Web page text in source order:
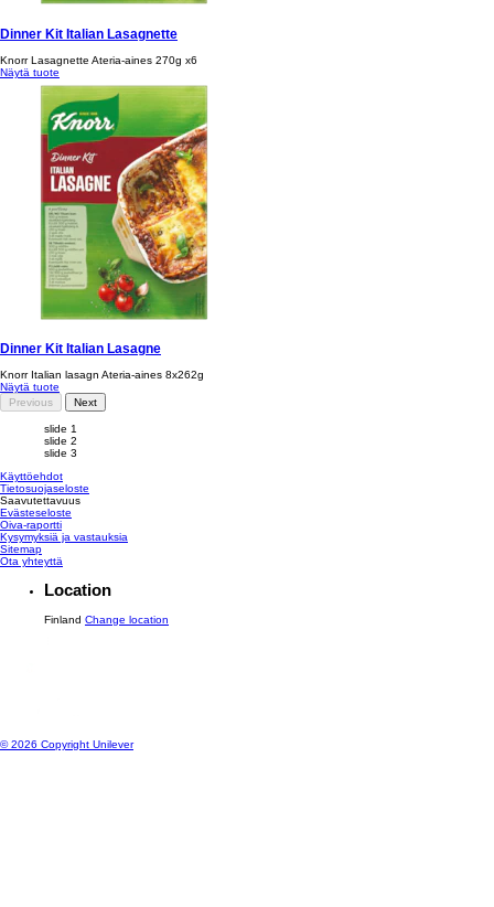
Dinner Kit Italian Lasagnette
Knorr Lasagnette Ateria-aines 270g x6
Näytä tuote
Dinner Kit Italian Lasagne
Knorr Italian lasagn Ateria-aines 8x262g
Näytä tuote
Previous
Next
slide 1
slide 2
slide 3
Käyttöehdot
Tietosuojaseloste
Saavutettavuus
Evästeseloste
Muokkaa asetuksia
Oiva-raportti
Sitemap
Location